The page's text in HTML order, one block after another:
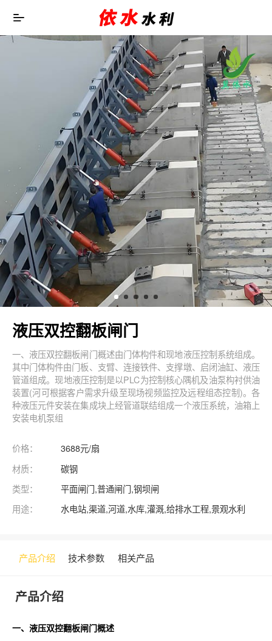
液压双控翻板闸门
一、液压双控翻板闸门概述由门体构件和现地液压控制系统组成。
其中门体构件由门板、支臂、连接铁件、支撑墩、启闭油缸、液压
管道组成。现地液压控制是以PLC为控制核心隅机及油泵构衬供油
装置(河可根据客户需求升级至现场视频监控及远程组态控制)。各
种液压元件安装在集成块上经管道联结组成一个液压系统，油箱上
安装电机泵组
价格：
3688元/扇
材质：
碳钢
类型：
平面闸门,普通闸门,钢坝闸
用途：
水电站,渠道,河道,水库,灌溉,给排水工程,景观水利
产品介绍 技术参数 相关产品
产品介绍
一、液压双控翻板闸门概述